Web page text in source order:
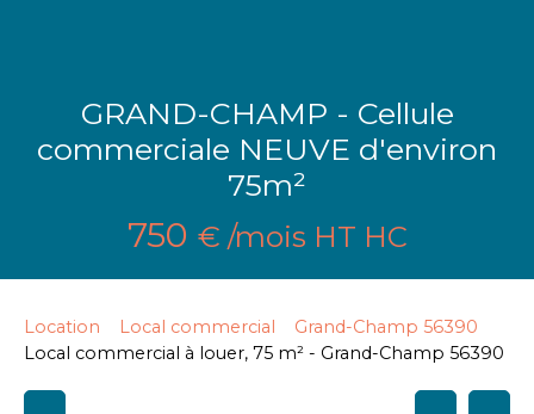
GRAND-CHAMP - Cellule
commerciale NEUVE d'environ
75m²
750 € /mois HT HC
Location Local commercial
Grand-Champ 56390
Local commercial à louer, 75 m² - Grand-Champ 56390